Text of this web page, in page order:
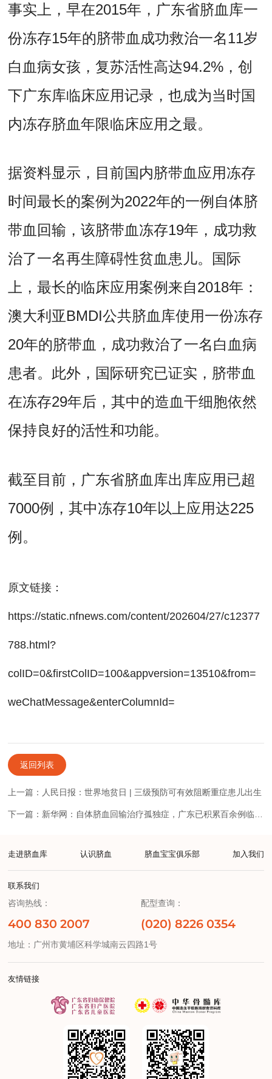
事实上，早在2015年，广东省脐血库一
份冻存15年的脐带血成功救治一名11岁
白血病女孩，复苏活性高达94.2%，创
下广东库临床应用记录，也成为当时国
内冻存脐血年限临床应用之最。
据资料显示，目前国内脐带血应用冻存
时间最长的案例为2022年的一例自体脐
带血回输，该脐带血冻存19年，成功救
治了一名再生障碍性贫血患儿。国际
上，最长的临床应用案例来自2018年：
澳大利亚BMDI公共脐血库使用一份冻存
20年的脐带血，成功救治了一名白血病
患者。此外，国际研究已证实，脐带血
在冻存29年后，其中的造血干细胞依然
保持良好的活性和功能。
截至目前，广东省脐血库出库应用已超
7000例，其中冻存10年以上应用达225
例。
原文链接：
https://static.nfnews.com/content/202604/27/c12377
788.html?
colID=0&firstColID=100&appversion=13510&from=
weChatMessage&enterColumnId=
返回列表
上一篇：人民日报：世界地贫日 | 三级预防可有效阻断重症患儿出生
走进脐血库 认识脐血 脐血宝宝俱乐部 加入我们
联系我们
咨询热线：
400 830 2007
配型查询：
(020) 8226 0354
地址：广州市黄埔区科学城南云四路1号
友情链接